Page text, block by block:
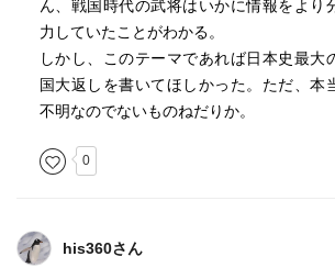
ん、戦国時代の武将はいかに情報をより
力していたことがわかる。
しかし、このテーマであれば日本史最大
国大返しを書いてほしかった。ただ、本
不明なのでないものねだりか。
0
his360さん